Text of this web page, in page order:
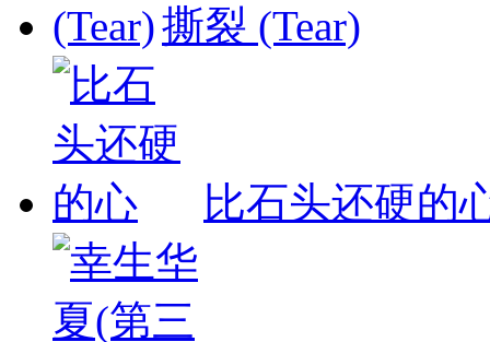
撕裂 (Tear)
比石头还硬的